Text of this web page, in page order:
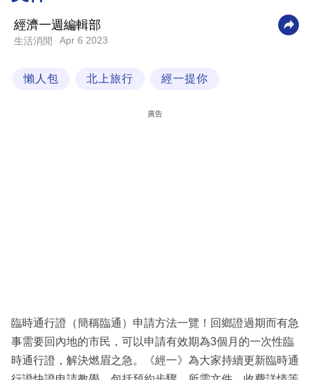
科
技
場
經濟一週編輯部
生活消閒 Apr 6 2023
懶人包 北上旅行 經一提你
廣告
臨時通行證（簡稱臨通）申請方法一覽！回鄉證過期而有急
事需要回內地的市民，可以申請有效期為3個月的一次性臨
時通行證，解決燃眉之急。《經一》為大家持續更新臨時通